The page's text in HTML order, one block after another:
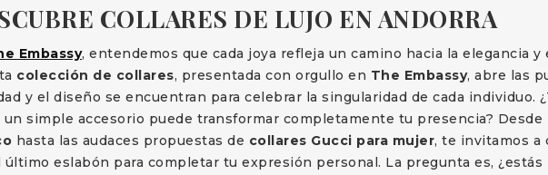
COLLARES DE LUJO EN ANDORRA
Embassy, entendemos que cada joya refleja un camino hacia la elegancia
colección de collares, presentada con orgullo en The Embassy, abre las
y el diseño se encuentran para celebrar la singularidad de cada individuo.
un simple accesorio puede transformar completamente tu presencia? Desde
hasta las audaces propuestas de collares Gucci para mujer, te invitamos a
último eslabón para completar tu expresión personal. La pregunta es,